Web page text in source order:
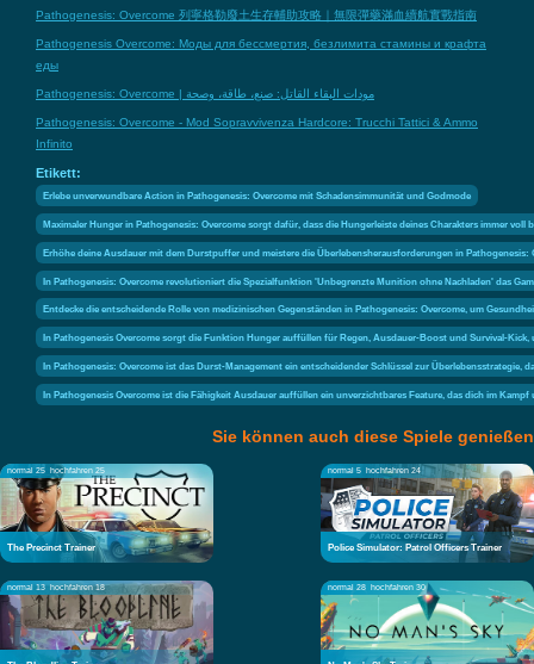
Pathogenesis: Overcome 列寧格勒廢土生存輔助攻略｜無限彈藥滿血續航實戰指南
Pathogenesis Overcome: Моды для бессмертия, безлимита стамины и крафта
еды
Pathogenesis: Overcome | مودات البقاء القاتل: صنع، طاقة، وصحة
Pathogenesis: Overcome - Mod Sopravvivenza Hardcore: Trucchi Tattici & Ammo
Infinito
Etikett:
Erlebe unverwundbare Action in Pathogenesis: Overcome mit Schadensimmunität und Godmode
Maximaler Hunger in Pathogenesis: Overcome sorgt dafür, dass die Hungerleiste deines Charakters immer
Erhöhe deine Ausdauer mit dem Durstpuffer und meistere die Überlebensherausforderungen in Pathogenesis:
In Pathogenesis: Overcome revolutioniert die Spezialfunktion 'Unbegrenzte Munition ohne Nachladen' das
Entdecke die entscheidende Rolle von medizinischen Gegenständen in Pathogenesis: Overcome, um
In Pathogenesis Overcome sorgt die Funktion Hunger auffüllen für Regen, Ausdauer-Boost und Survival-Kick,
In Pathogenesis: Overcome ist das Durst-Management ein entscheidender Schlüssel zur
In Pathogenesis Overcome ist die Fähigkeit Ausdauer auffüllen ein unverzichtbares Feature, das dich im
Sie können auch diese Spiele genießen
normal 25 hochfahren 25
The Precinct Trainer
normal 5 hochfahren 24
Police Simulator: Patrol Officers Trainer
normal 13 hochfahren 18 normal 28 hochfahren 30